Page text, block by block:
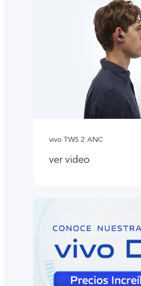
vivo TWS 2 ANC
ver video